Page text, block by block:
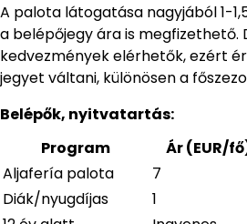
A palota látogatása nagyjából 1-
a belépőjegy ára is megfizethető.
kedvezmények elérhetők, ezért
jegyet váltani, különösen a
Belépők, nyitvatartás:
Program
Ár (EUR/
Aljafería palota
7
Diák/nyugdíjas
1